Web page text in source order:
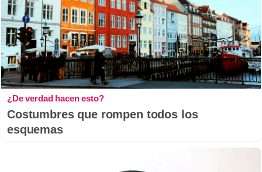
¿De verdad hacen esto?
Costumbres que rompen todos los
esquemas